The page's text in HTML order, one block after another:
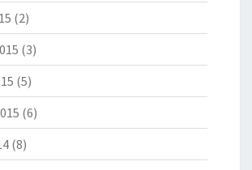
(2)
(3)
(5)
(6)
(8)